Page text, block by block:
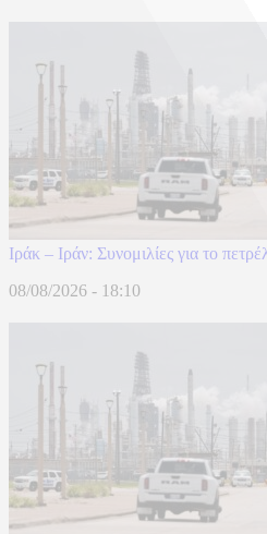
Ιράκ – Ιράν: Συνομιλίες για το
08/08/2026 - 18:10